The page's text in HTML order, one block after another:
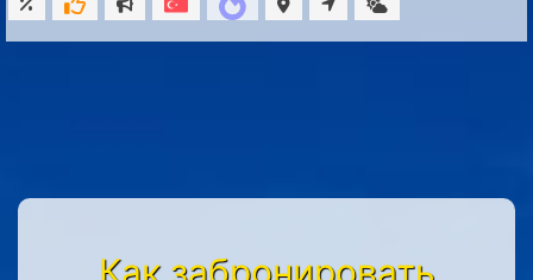
Как забронировать